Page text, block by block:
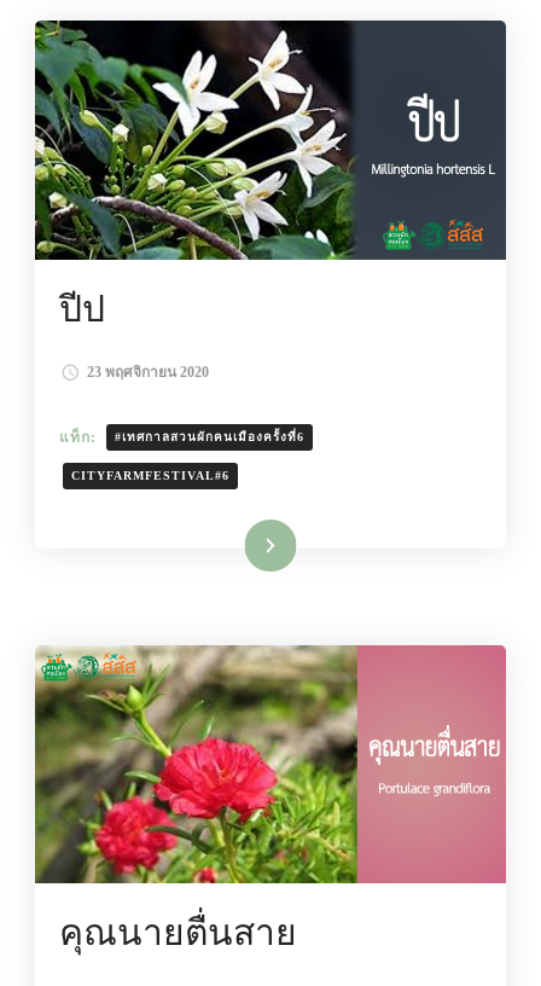
ปีป
23 พฤศจิกายน 2020
แท็ก: #เทศกาลสวนผักคนเมืองครั้งที่6
CITYFARMFESTIVAL#6
อ่านเพิ่มเติม
คุณนายตื่นสาย